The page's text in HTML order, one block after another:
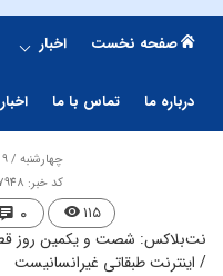
صفحه نخست اخبار
درباره ما تماس با ما
چهارشنبه / ۹ اردیبهشت ۱۴۰۵ / ۲۰:۱۰
کد خبر: 37948
۱۱۵ ۰
/ اینترنت طبقاتی غیرانسانیست